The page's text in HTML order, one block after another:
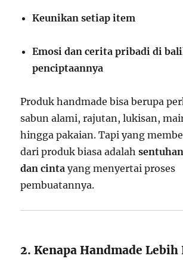
Keunikan setiap item
Emosi dan cerita pribadi di
penciptaannya
Produk handmade bisa berupa
sabun alami, rajutan, lukisan,
hingga pakaian. Tapi yang
dari produk biasa adalah
dan cinta yang menyertai proses
pembuatannya.
2. Kenapa Handmade